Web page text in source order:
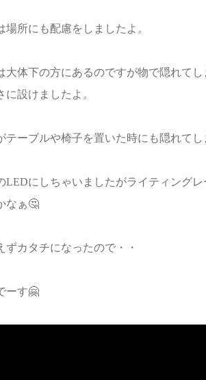
場所にも配慮をしましたよ。
大体下の方にあるのですが物で隠れて
に設けましたよ。
テーブルや椅子を置いた時にも隠れて
LEDにしちゃいましたがライティング
なぁ🤔
ずカタチになったので・・
ーす🤗